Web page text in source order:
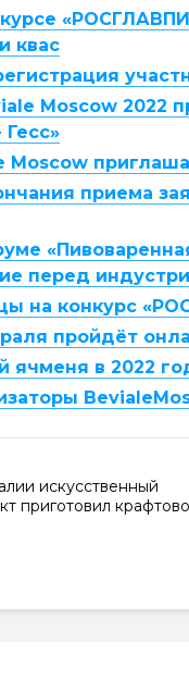
квас
Moscow 2022
Гесс»
Moscow
приема
перед
на конкурс
пройдёт
ячменя в 2022
искусственный
приготовил